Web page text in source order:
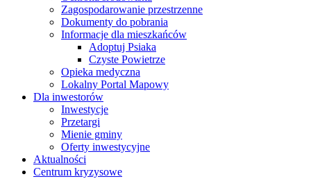
Zagospodarowanie przestrzenne
Dokumenty do pobrania
Informacje dla mieszkańców
Adoptuj Psiaka
Czyste Powietrze
Opieka medyczna
Lokalny Portal Mapowy
Dla inwestorów
Inwestycje
Przetargi
Mienie gminy
Oferty inwestycyjne
Aktualności
Centrum kryzysowe